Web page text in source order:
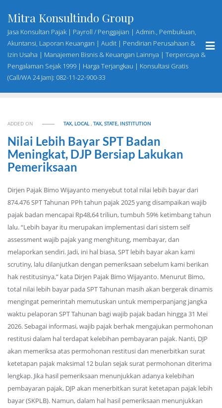
content
Mitra Konsultindo Group
Jasa Konsultan Pajak | Payroll / Penggajian | Admin., Pembukuan,
Akuntansi, Laporan Keuangan | Audit | Pendirian Perusahaan &
Izin Usaha | Manajemen Bisnis & Keuangan Lainnya | Terpercaya &
Pengalaman Sejak 1999 | Harga Terjangkau | Konsultasi Gratis
(Call/WA 24 Jam): 082-11-22-900-33
ADDED ON TAX, LOCAL,TAX, STATE, INSTITUTION
Nilai Lebih Bayar SPT Badan
Meningkat, DJP Bersiap Lakukan
Pemeriksaan
Dirjen Pajak Bimo Wijayanto menyebut total nilai lebih bayar dari
874.476 SPT Tahunan PPh tahun pajak 2025 yang disampaikan wajib
pajak badan mencapai Rp48,64 triliun, tumbuh 59% ketimbang tahun
lalu. “Lebih bayar itu merupakan implementasi dari sistem self
assessment wajib pajak yang menghitung, membayar, dan
melaporkan sendiri. Jadi, ini hal biasa, SPT lebih bayar akan kami
scrutiny, lalu dilanjutkan dengan pemeriksaan sebelum kami berikan
hak restitusinya,” kata Dirjen Pajak Bimo Wijayanto. Menurut Bimo,
total nilai lebih bayar pada SPT Tahunan masih akan bergerak dinamis
mengingat pemerintah memutuskan untuk memperpanjang jangka
waktu pelaporan SPT Tahunan bagi wajib pajak badan hingga 31 Mei
2026. Sebagai informasi, wajib pajak berhak mengajukan permohonan
restitusi dalam hal terdapat kelebihan pembayaran pajak. Nanti, DJP
akan memeriksa atas permohonan restitusi dan menerbitkan surat
ketetapan pajak maksimal 12 bulan sejak surat permohonan diterima
lengkap. Jika hasil pemeriksaan menunjukkan adanya kelebihan
pembayaran pajak, DJP akan menerbitkan surat ketetapan pajak lebih
bayar (SKPLB). Namun, dalam hal hasil pemeriksaan menunjukkan